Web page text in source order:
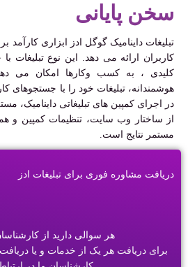
سخن پایانی
تبلیغات داینامیک گوگل ادز ابزاری کارآمد
کاربران ارائه می دهد. این نوع تبلیغات
کلیدی ، به کسب وکارها امکان می
هوشمندانه، تبلیغات خود را با جستجوهای
در اجرای کمپین های تبلیغاتی
از ساختار وب سایت، تنظیمات کمپین و
مستمر نتایج است.
دریافت مشاوره فوری برای تبلیغات ادز
هر سوالی دارید از
برای دریافت هر یک از خدمات و یا دریافت